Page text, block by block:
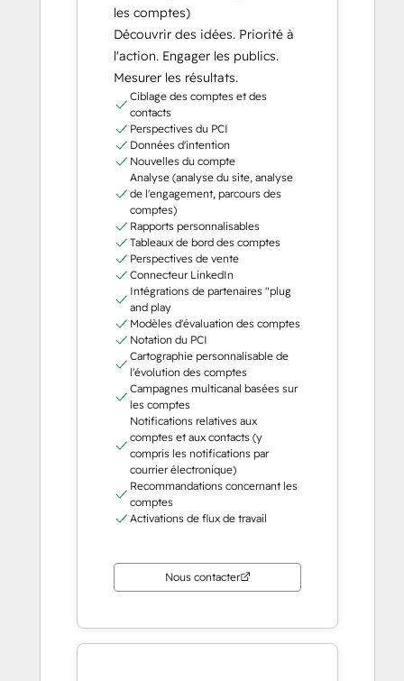
les comptes)
Découvrir des idées. Priorité à
l'action. Engager les publics.
Mesurer les résultats.
Ciblage des comptes et des
contacts
Perspectives du PCI
Données d'intention
Nouvelles du compte
Analyse (analyse du site, analyse
de l'engagement, parcours des
comptes)
Rapports personnalisables
Tableaux de bord des comptes
Perspectives de vente
Connecteur LinkedIn
Intégrations de partenaires "plug
and play
Modèles d'évaluation des comptes
Notation du PCI
Cartographie personnalisable de
l'évolution des comptes
Campagnes multicanal basées sur
les comptes
Notifications relatives aux
comptes et aux contacts (y
compris les notifications par
courrier électronique)
Recommandations concernant les
comptes
Activations de flux de travail
Nous contacter